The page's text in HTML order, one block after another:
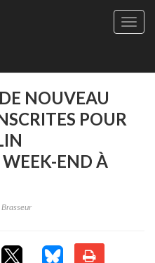
Site
NOUVEAU
POUR
END À